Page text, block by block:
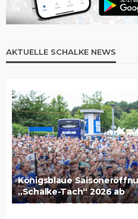
AKTUELLE SCHALKE NEWS
Königsblaue
„Schalke-Tach“ 2026 ab